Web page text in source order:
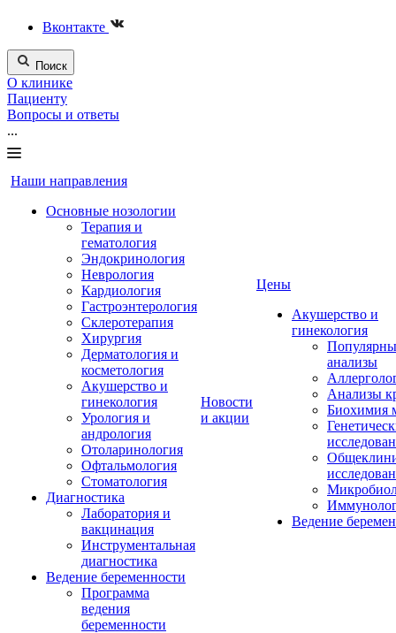
Вконтакте
Поиск
О клинике
Пациенту
Вопросы и ответы
...
Наши направления
Основные нозологии
Терапия и
гематология
Эндокринология
Неврология
Кардиология
Гастроэнтерология
Склеротерапия
Хирургия
Дерматология и
косметология
Акушерство и
гинекология
Урология и
андрология
Отоларинология
Офтальмология
Стоматология
Диагностика
Лаборатория и
вакцинация
Инструментальная
диагностика
Ведение беременности
Программа
ведения
беременности
Новости
и акции
Цены
Акушерство и
гинекология
анализы
Анализы
Биохимия
Ведение